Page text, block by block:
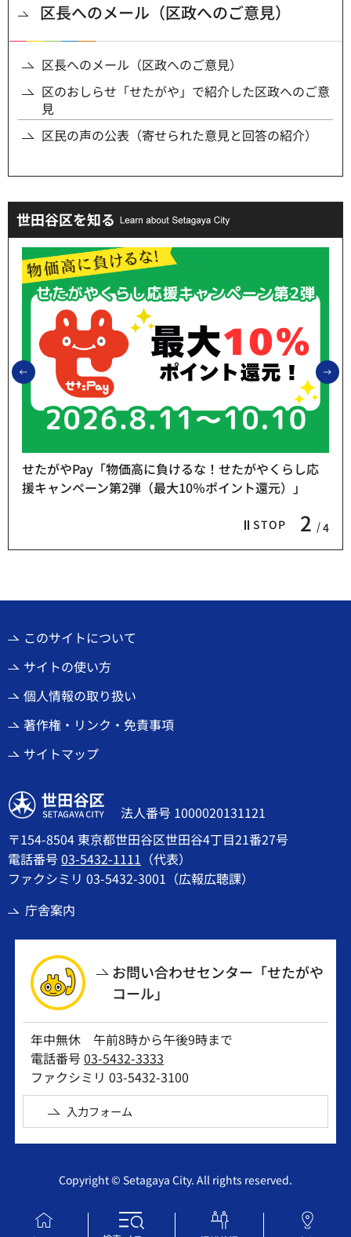
区長へのメール（区政へのご意見）
区長へのメール（区政へのご意見）
区のおしらせ「せたがや」で紹介した区政へのご意
見
区民の声の公表（寄せられた意見と回答の紹介）
世田谷区を知る
前のスライドを表示
STOP 2 4
せたがやPay「物価高に負けるな！せたがやくらし応
援キャンペーン第2弾（最大10％ポイント還元）」
このサイトについて
サイトの使い方
個人情報の取り扱い
著作権・リンク・免責事項
サイトマップ
世田谷区
法人番号 1000020131121
〒154-8504 東京都世田谷区世田谷4丁目21番27号
電話番号03-5432-1111 （代表）
ファクシミリ 03-5432-3001（広報広聴課）
庁舎案内
お問い合わせセンター「せたがや
コール」
年中無休 午前8時から午後9時まで
電話番号03-5432-3333
ファクシミリ 03-5432-3100
入力フォーム
Copyright © Setagaya City. All rights reserved.